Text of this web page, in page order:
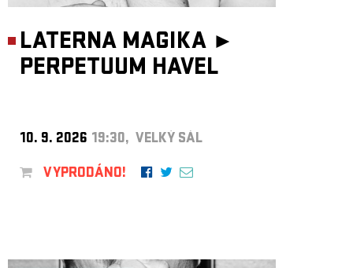
LATERNA MAGIKA ►
PERPETUUM HAVEL
10. 9. 2026 19:30, VELKÝ SÁL
VYPRODÁNO!